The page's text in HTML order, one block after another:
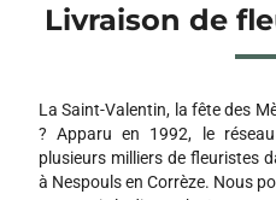
Livraison de
La Saint-Valentin, la fête des
? Apparu en 1992, le
plusieurs milliers de fleuristes
à Nespouls en Corrèze. Nous